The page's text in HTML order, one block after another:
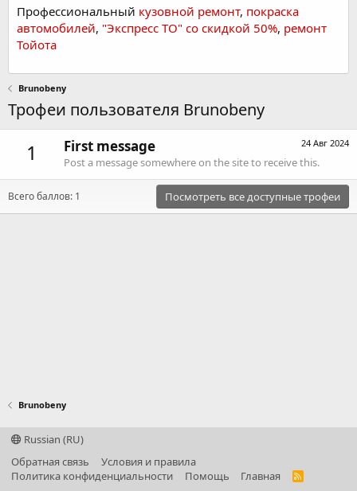
Профессиональный кузовной ремонт, покраска
автомобилей, "Экспресс ТО" со скидкой 50%, ремонт
Тойота
Brunobeny
Трофеи пользователя Brunobeny
1 24 Авг 2024
First message
Post a message somewhere on the site to receive this.
Всего баллов: 1 Посмотреть все доступные трофеи
Brunobeny
Russian (RU)
Обратная связь
Условия и правила
Политика конфиденциальности
Помощь Главная
R